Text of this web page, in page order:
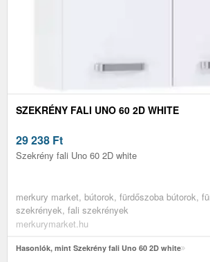
SZEKRÉNY FALI UNO 60 2D WHITE
29 238 Ft
Szekrény fali Uno 60 2D white
merkury market, bútorok, fürdőszoba bútorok,
szekrények, fali szekrények
merkurymarket.hu
Hasonlók, mint Szekrény fali Uno 60 2D white